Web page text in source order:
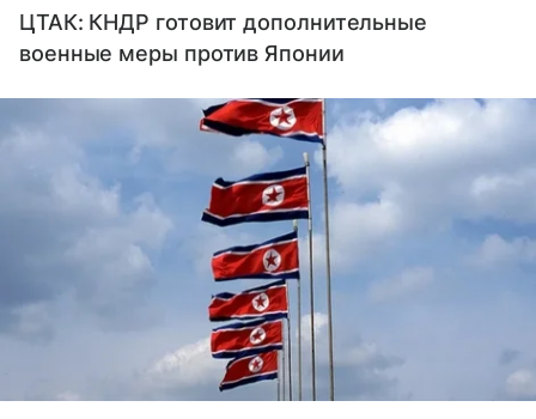
ЦТАК: КНДР готовит дополнительные
военные меры против Японии